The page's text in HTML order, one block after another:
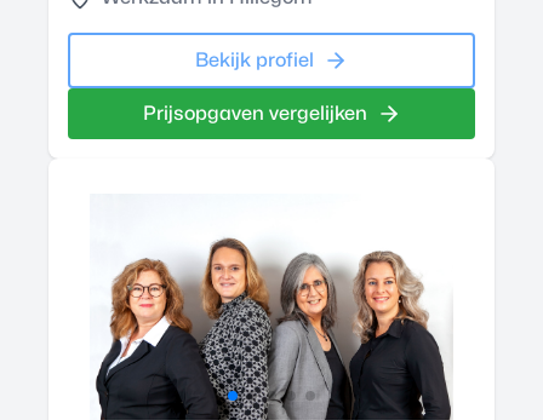
Bekijk profiel
Prijsopgaven vergelijken